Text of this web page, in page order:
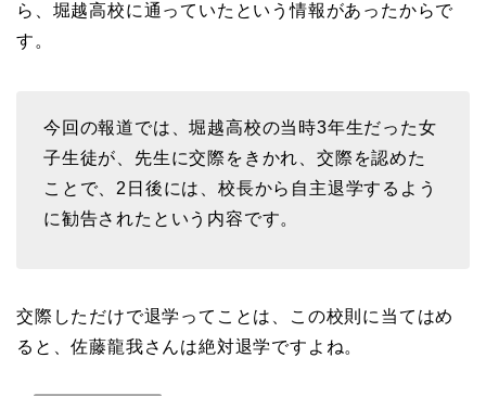
ら、堀越高校に通っていたという情報があったからで
す。
今回の報道では、堀越高校の当時3年生だった女
子生徒が、先生に交際をきかれ、交際を認めた
ことで、2日後には、校長から自主退学するよう
に勧告されたという内容です。
交際しただけで退学ってことは、この校則に当てはめ
ると、佐藤龍我さんは絶対退学ですよね。